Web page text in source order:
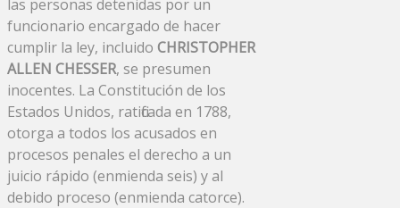
las personas detenidas por un
funcionario encargado de hacer
cumplir la ley, incluido CHRISTOPHER
ALLEN CHESSER, se presumen
inocentes. La Constitución de los
Estados Unidos, ratificada en 1788,
otorga a todos los acusados ​​en
procesos penales el derecho a un
juicio rápido (enmienda seis) y al
debido proceso (enmienda catorce).